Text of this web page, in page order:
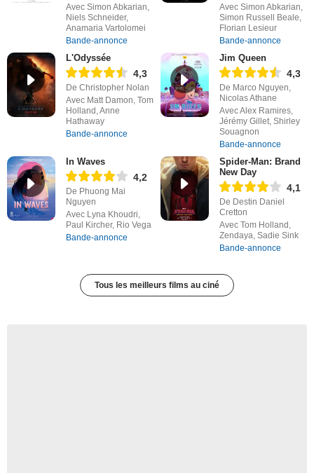
Avec Simon Abkarian,
Niels Schneider,
Anamaria Vartolomei
Bande-annonce
Avec Simon Abkarian,
Simon Russell Beale,
Florian Lesieur
Bande-annonce
L'Odyssée
4,3
De Christopher Nolan
Avec Matt Damon, Tom
Holland, Anne
Hathaway
Bande-annonce
Jim Queen
4,3
De Marco Nguyen,
Nicolas Athane
Avec Alex Ramires,
Jérémy Gillet, Shirley
Souagnon
Bande-annonce
In Waves
4,2
De Phuong Mai
Nguyen
Avec Lyna Khoudri,
Paul Kircher, Rio Vega
Bande-annonce
Spider-Man: Brand
New Day
4,1
De Destin Daniel
Cretton
Avec Tom Holland,
Zendaya, Sadie Sink
Bande-annonce
Tous les meilleurs films au ciné